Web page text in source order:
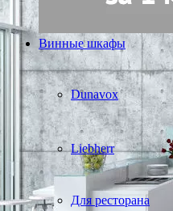
Винные шкафы
Dunavox
Liebherr
Для ресторана